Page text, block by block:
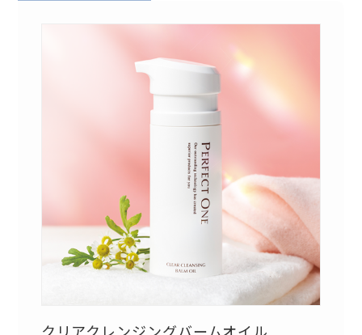
クリアクレンジングバームオイル